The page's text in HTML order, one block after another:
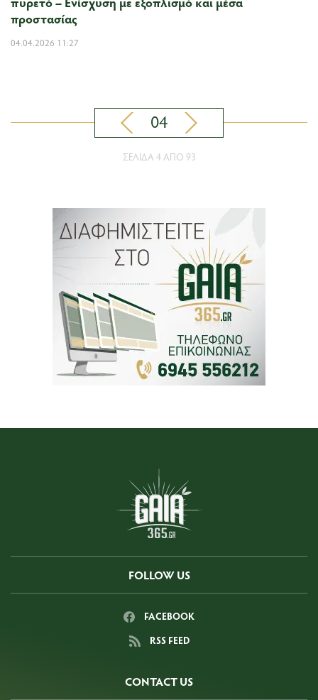
προστασίας
04.04.2026 11:27
04
ΣΕΛΊΔΑ 4 ΑΠΌ 93
FOLLOW US
FACEBOOK
RSS FEED
CONTACT US